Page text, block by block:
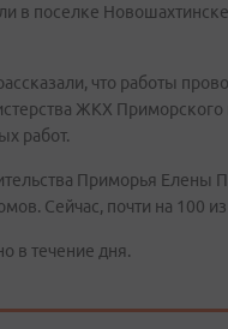
в поселке
что работы
ЖКХ
работ.
Приморья Елены
Сейчас, почти на 100
в течение дня.